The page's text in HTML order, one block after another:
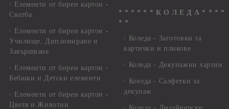
Елементи от бирен картон -
Сватба
Елементи от бирен картон -
Училище, Дипломиране и
Завършване
Елементи от бирен картон -
Бебшки и Детски елементи
Елементи от бирен картон -
Цветя и Животни
* * * * * * К О Л Е Д А * * * *
* *
Коледа - Заготовки за
картички и пликове
Коледа - Декупажни хартии
Коелда - Салфетки за
декупаж